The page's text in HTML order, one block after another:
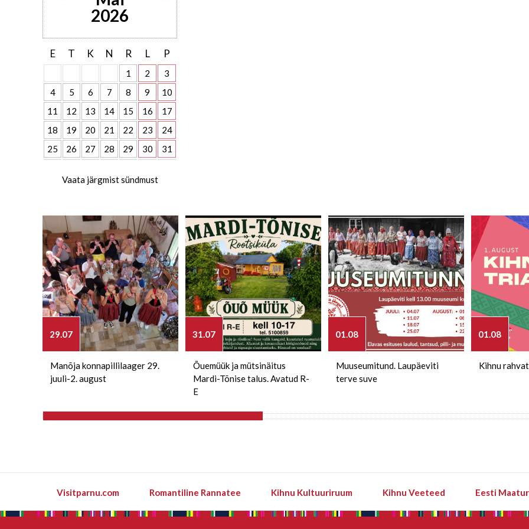
2026
E T K N R L P
1 2
3
4
5 6 7 8 9
10
11
12 13 14 15 16
17
18
19 20 21 22 23
24
25
26 27 28 29 30 31
Vaata järgmist sündmust
29.07
Manõja konnapillilaager 29.
juuli-2. august
31.07
Õuemüük ja mütsinäitus
Mardi-Tõnise talus. Avatud R-
E
01.08
Muuseumitund. Laupäeviti
terve suve
01.08
Kihnu
Visitparnu.com Romantiline Rannatee Kihnu Kultuuriruum Kihnu Veeteed Eesti